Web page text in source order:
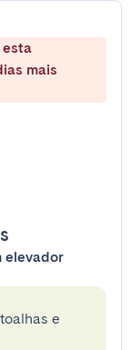
esta
mais
elevador
e